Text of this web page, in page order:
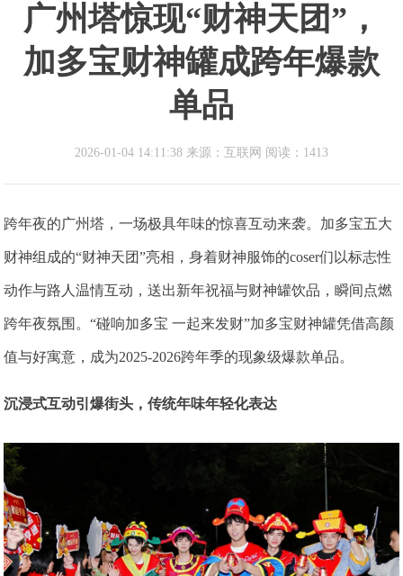
广州塔惊现“财神天团”，
加多宝财神罐成跨年爆款
单品
2026-01-04 14:11:38 来源：互联网 阅读：1413
跨年夜的广州塔，一场极具年味的惊喜互动来袭。加多宝五大
财神组成的“财神天团”亮相，身着财神服饰的coser们以标志性
动作与路人温情互动，送出新年祝福与财神罐饮品，瞬间点燃
跨年夜氛围。“碰响加多宝 一起来发财”加多宝财神罐凭借高颜
值与好寓意，成为2025-2026跨年季的现象级爆款单品。
沉浸式互动引爆街头，传统年味年轻化表达